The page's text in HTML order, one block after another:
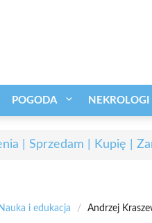
POGODA NEKROLOGI
| Sprzedam | Kupię |
Nauka i edukacja / Andrzej